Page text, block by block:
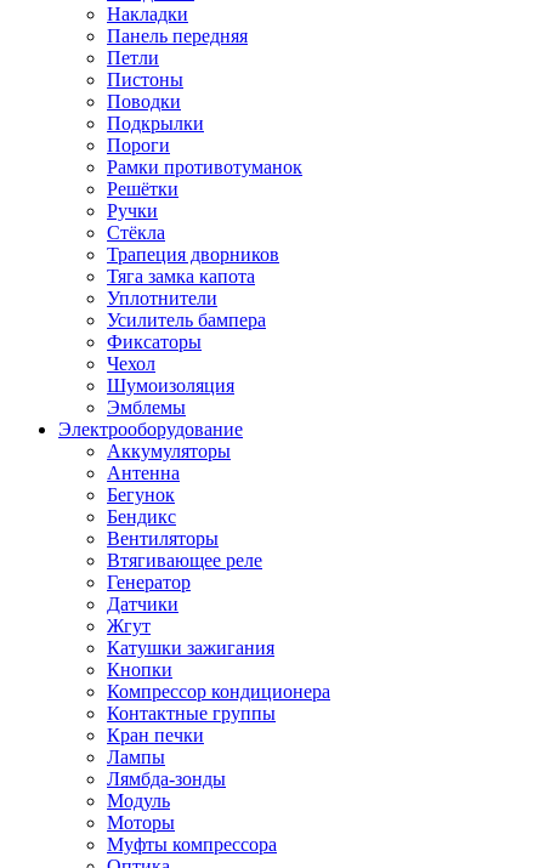
Накладки
Панель передняя
Петли
Пистоны
Поводки
Подкрылки
Пороги
Рамки противотуманок
Решётки
Ручки
Стёкла
Трапеция дворников
Тяга замка капота
Уплотнители
Усилитель бампера
Фиксаторы
Чехол
Шумоизоляция
Эмблемы
Электрооборудование
Аккумуляторы
Антенна
Бегунок
Бендикс
Вентиляторы
Втягивающее реле
Генератор
Датчики
Жгут
Катушки зажигания
Кнопки
Компрессор кондиционера
Контактные группы
Кран печки
Лампы
Лямбда-зонды
Модуль
Моторы
Муфты компрессора